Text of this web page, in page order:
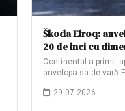
Škoda Elroq:
20 de inci cu
Continental a primit
anvelopa sa de vară
29.07.2026